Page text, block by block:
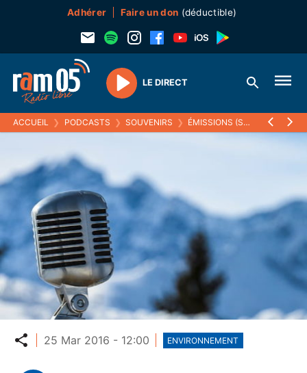
Adhérer Faire un don (déductible)
Play
LE DIRECT
ACCUEIL ❯ PODCASTS ❯ SOUVENIRS ❯ ÉMISSIONS (SOUVENIRS) ❯
Partager
25 Mar 2016 - 12:00 ENVIRONNEMENT